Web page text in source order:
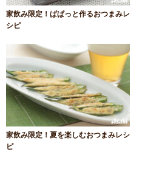
家飲み限定！ぱぱっと作るおつまみレ
シピ
家飲み限定！夏を楽しむおつまみレシ
ピ